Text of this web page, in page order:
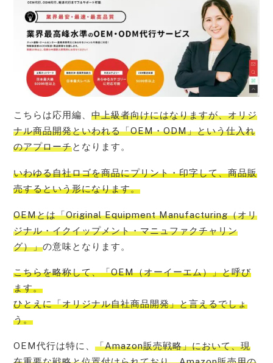
こちらは応用編、中上級者向けにはなりますが、オリジ
ナル商品開発といわれる「OEM・ODM」という仕入れ
のアプローチとなります。
いわゆる自社ロゴを商品にプリント・印字して、商品販
売するという形になります。
OEMとは「Original Equipment Manufacturing（オリ
ジナル・イクイップメント・マニュファクチャリン
グ）」の意味となります。
こちらを略称して、「OEM（オーイーエム）」と呼び
ます。
ひとえに「オリジナル自社商品開発」と言えるでしょ
う。
OEM代行は特に、「Amazon販売戦略」において、現